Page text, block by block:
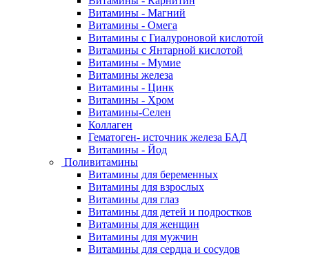
Витамины - Магний
Витамины - Омега
Витамины с Гиалуроновой кислотой
Витамины с Янтарной кислотой
Витамины - Мумие
Витамины железа
Витамины - Цинк
Витамины - Хром
Витамины-Селен
Коллаген
Гематоген- источник железа БАД
Витамины - Йод
Поливитамины
Витамины для беременных
Витамины для взрослых
Витамины для глаз
Витамины для детей и подростков
Витамины для женщин
Витамины для мужчин
Витамины для сердца и сосудов